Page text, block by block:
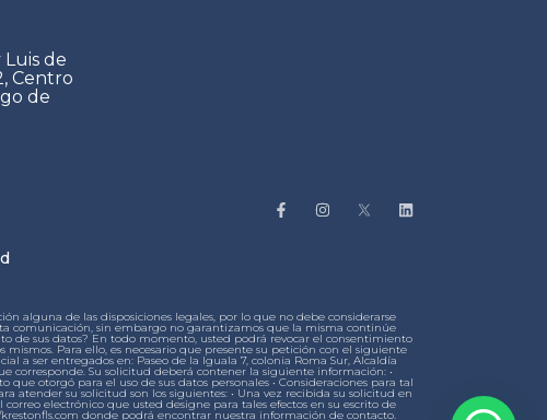
Luis de
Centro
de
alguna de las disposiciones legales, por lo que no debe considerarse
comunicación, sin embargo no garantizamos que la misma continúe
de sus datos? En todo momento, usted podrá revocar el consentimiento
Para ello, es necesario que presente su petición con el siguiente
a ser entregados en: Paseo de la Iguala 7, colonia Roma Sur, Alcaldía
corresponde. Su solicitud deberá contener la siguiente información: •
otorgó para el uso de sus datos personales • Consideraciones para tal
atender su solicitud son los siguientes: • Una vez recibida su solicitud en
electrónico que usted designe para tales efectos en su escrito de
donde podrá encontrar nuestra información de contacto.